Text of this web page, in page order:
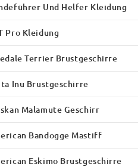
Und Helfer Kleidung
Pro Kleidung
Terrier Brustgeschirre
Inu Brustgeschirre
Malamute Geschirr
Bandogge Mastiff
Eskimo Brustgeschirre